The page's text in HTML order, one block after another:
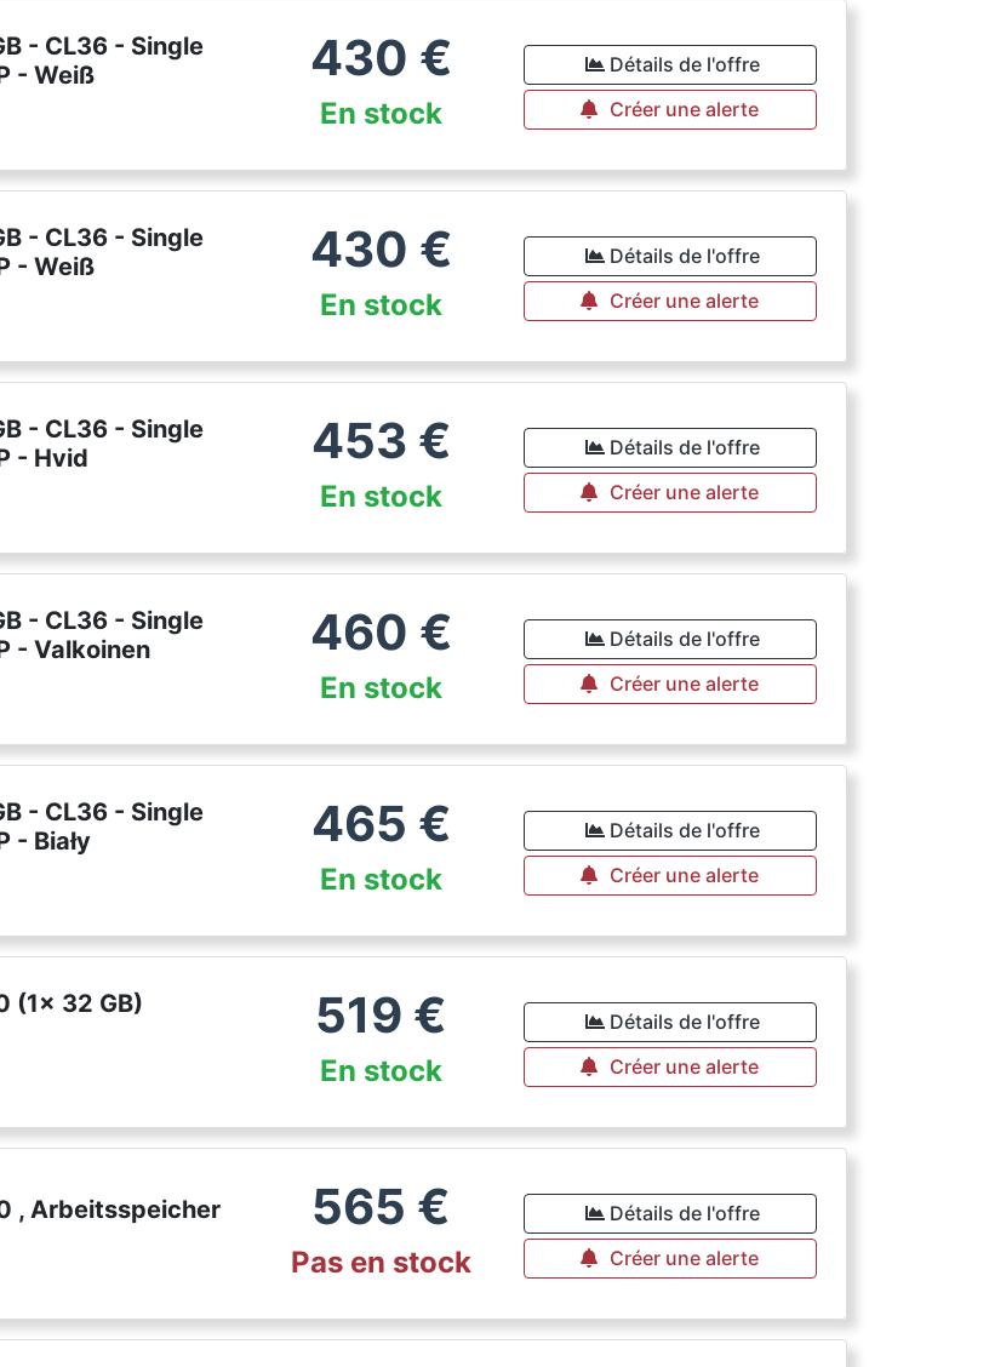
- CL36 - Single
- Weiß
430 €
En stock
Détails de l'offre
Créer une alerte
- CL36 - Single
- Weiß
430 €
En stock
Détails de l'offre
Créer une alerte
- CL36 - Single
- Hvid
453 €
En stock
Détails de l'offre
Créer une alerte
- CL36 - Single
- Valkoinen
460 €
En stock
Détails de l'offre
Créer une alerte
- CL36 - Single
- Biały
465 €
En stock
Détails de l'offre
Créer une alerte
(1x 32 GB)
519 €
En stock
Détails de l'offre
Créer une alerte
, Arbeitsspeicher
565 €
Pas en stock
Détails de l'offre
Créer une alerte